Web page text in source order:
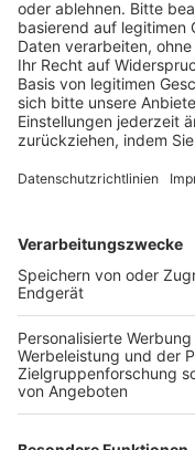
BFV-Geschäftsstellen
Trainerbörse
Login SpielPlus
FOLGE DEM BFV
TOP-VEREINE
TOP-PARTNER